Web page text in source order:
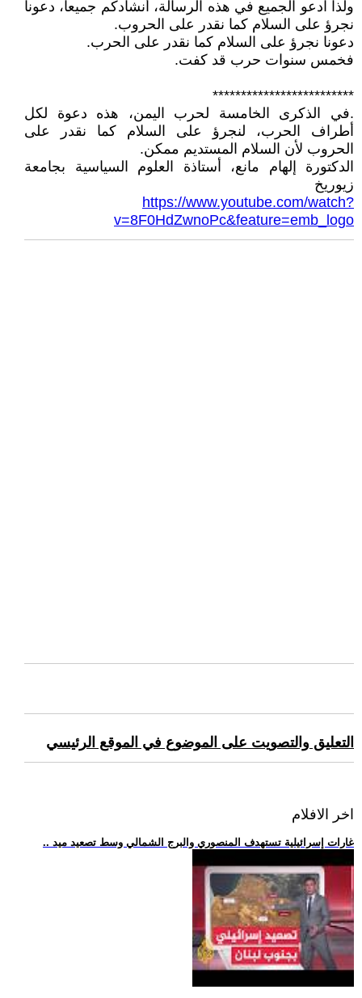
ولذا ادعو الجميع في هذه الرسالة، أنشادكم جميعا، دعونا
نجرؤ على السلام كما نقدر على الحروب.
دعونا نجرؤ على السلام كما نقدر على الحرب.
فخمس سنوات حرب قد كفت.
*************************
.في الذكرى الخامسة لحرب اليمن، هذه دعوة لكل
أطراف الحرب، لنجرؤ على السلام كما نقدر على
الحروب لأن السلام المستديم ممكن.
الدكتورة إلهام مانع، أستاذة العلوم السياسية بجامعة
زيوريخ
https://www.youtube.com/watch?
v=8F0HdZwnoPc&feature=emb_logo
التعليق والتصويت على الموضوع في الموقع الرئيسي
اخر الافلام
.. غارات إسرائيلية تستهدف المنصوري والبرج الشمالي وسط تصعيد ميد